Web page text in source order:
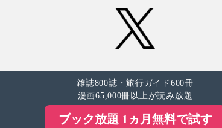
雑誌800誌・旅行ガイド600冊
漫画65,000冊以上が読み放題
ブック放題 1ヵ月無料で試す